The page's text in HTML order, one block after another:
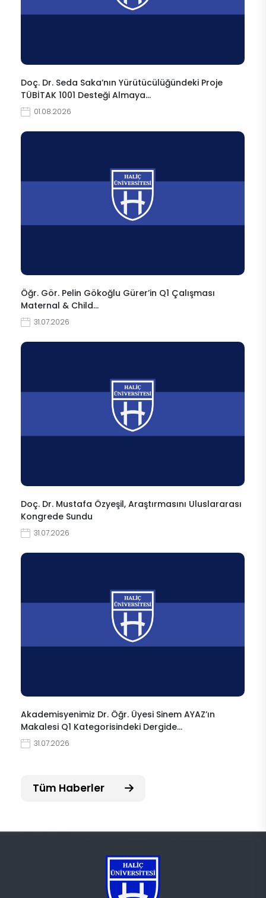
Doç. Dr. Seda Saka’nın Yürütücülüğündeki Proje
TÜBİTAK 1001 Desteği Almaya…
01.08.2026
Öğr. Gör. Pelin Gökoğlu Gürer’in Q1 Çalışması
Maternal & Child…
31.07.2026
Doç. Dr. Mustafa Özyeşil, Araştırmasını Uluslararası
Kongrede Sundu
31.07.2026
Akademisyenimiz Dr. Öğr. Üyesi Sinem AYAZ’ın
Makalesi Q1 Kategorisindeki Dergide…
31.07.2026
Tüm Haberler